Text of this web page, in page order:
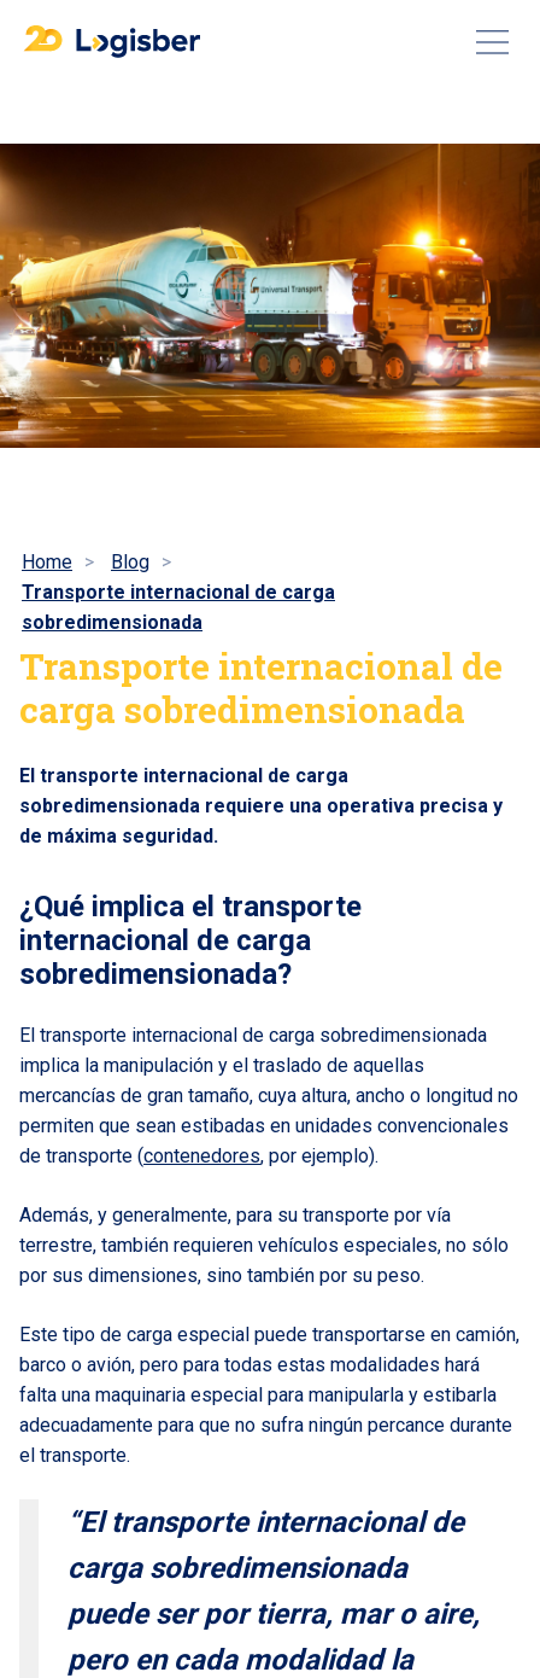
Home
Blog
Transporte internacional de carga
sobredimensionada
Transporte internacional de
carga sobredimensionada
El transporte internacional de carga
sobredimensionada requiere una operativa precisa y
de máxima seguridad.
¿Qué implica el transporte
internacional de carga
sobredimensionada?
El transporte internacional de carga sobredimensionada
implica la manipulación y el traslado de aquellas
mercancías de gran tamaño, cuya altura, ancho o longitud no
permiten que sean estibadas en unidades convencionales
de transporte (contenedores, por ejemplo).
Además, y generalmente, para su transporte por vía
terrestre, también requieren vehículos especiales, no sólo
por sus dimensiones, sino también por su peso.
Este tipo de carga especial puede transportarse en camión,
barco o avión, pero para todas estas modalidades hará
falta una maquinaria especial para manipularla y estibarla
adecuadamente para que no sufra ningún percance durante
el transporte.
“El transporte internacional de
carga sobredimensionada
puede ser por tierra, mar o aire,
pero en cada modalidad la